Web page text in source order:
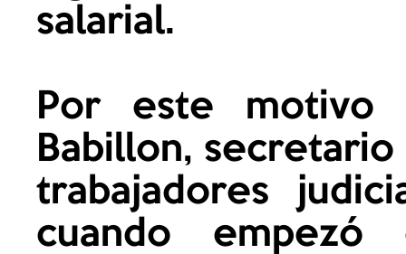
salarial.
Por este motivo
Babillon,
trabajadores
cuando